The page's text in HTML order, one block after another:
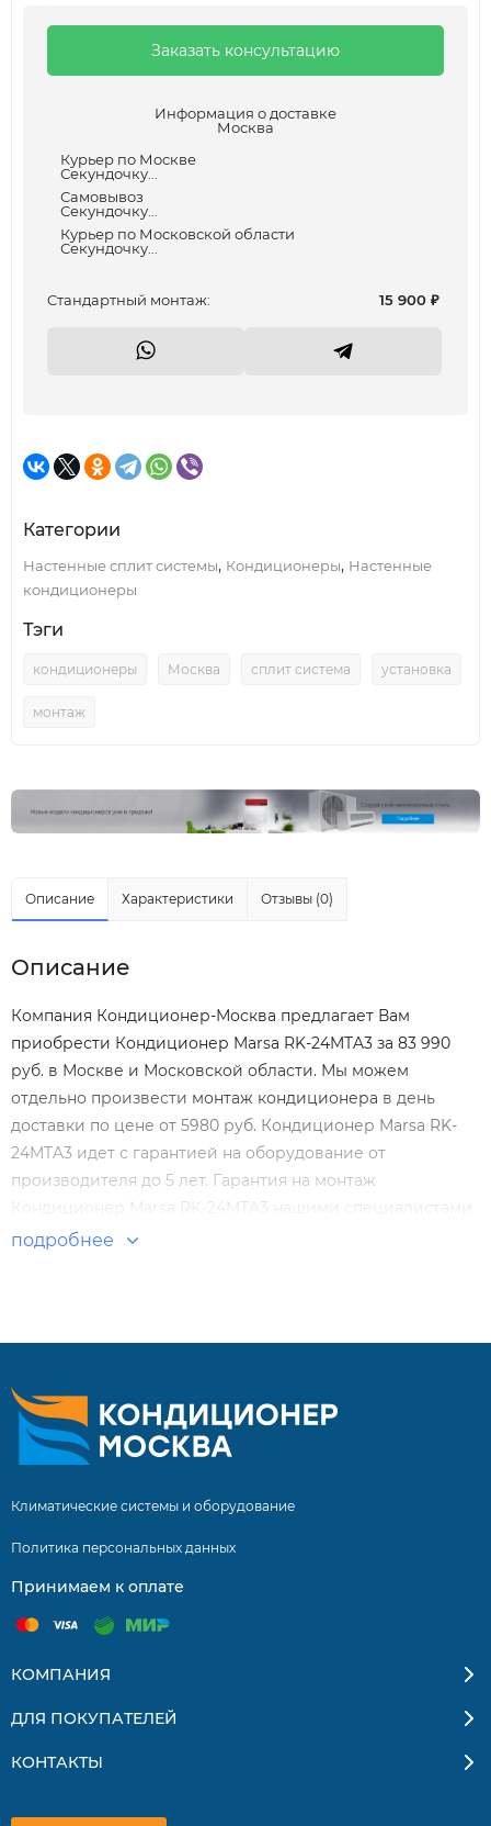
Заказать консультацию
Информация о доставке
Москва
Курьер по Москве
Секундочку...
Самовывоз
Секундочку...
Курьер по Московской области
Секундочку...
Cтандартный монтаж: 15 900 ₽
Категории
Настенные сплит системы, Кондиционеры, Настенные
кондиционеры
Тэги
кондиционеры Москва сплит система установка
монтаж
Описание Характеристики Отзывы (0)
Описание
Компания Кондиционер-Москва предлагает Вам
приобрести Кондиционер Marsa RK-24MTA3 за 83 990
руб. в Москве и Московской области. Мы можем
отдельно произвести монтаж кондиционера в день
доставки по цене от 5980 руб. Кондиционер Marsa RK-
24MTA3 идет с гарантией на оборудование от
производителя до 5 лет. Гарантия на монтаж
Кондиционер Marsa RK-24MTA3 нашими специалистами
составляет 5 лет! Настенные сплит-системы по
подробнее
Климатические системы и оборудование
Политика персональных данных
Принимаем к оплате
КОМПАНИЯ
ДЛЯ ПОКУПАТЕЛЕЙ
КОНТАКТЫ